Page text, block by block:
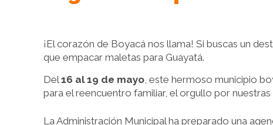
¡El corazón de Boyacá nos llama! Si buscas un
que empacar maletas para Guayatá.
Del 16 al 19 de mayo , este hermoso municipio
para el reencuentro familiar, el orgullo por
La Administración Municipal ha preparado una